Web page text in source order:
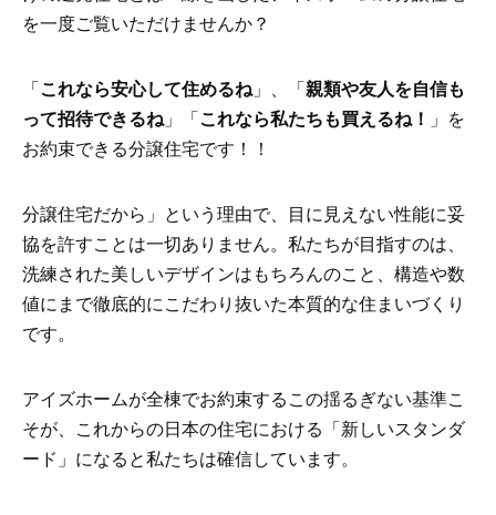
を一度ご覧いただけませんか？
「これなら安心して住めるね 」、「親類や友人を自信も
って招待できるね 」「これなら私たちも買えるね！ 」を
お約束できる分譲住宅です！！
分譲住宅だから」という理由で、目に見えない性能に妥
協を許すことは一切ありません。私たちが目指すのは、
洗練された美しいデザインはもちろんのこと、構造や数
値にまで徹底的にこだわり抜いた本質的な住まいづくり
です。
アイズホームが全棟でお約束するこの揺るぎない基準こ
そが、これからの日本の住宅における「新しいスタンダ
ード」になると私たちは確信しています。